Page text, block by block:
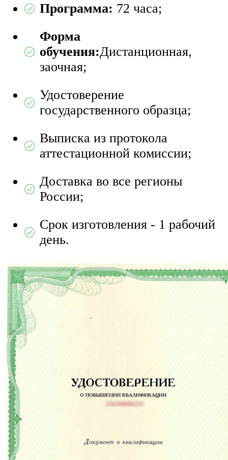
Программа: 72 часа;
Форма
обучения:Дистанционная,
заочная;
Удостоверение
государственного образца;
Выписка из протокола
аттестационной комиссии;
Доставка во все регионы
России;
Срок изготовления - 1 рабочий
день.